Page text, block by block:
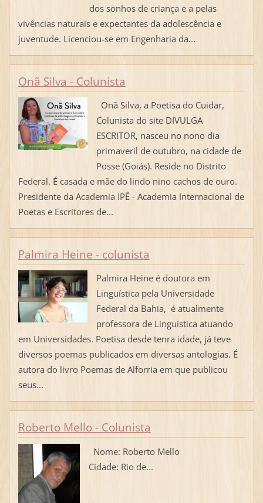
dos sonhos de criança e a pelas
vivências naturais e expectantes da adolescência e
juventude. Licenciou-se em Engenharia da...
Onã Silva - Colunista
Onã Silva, a Poetisa do Cuidar,
Colunista do site DIVULGA
ESCRITOR, nasceu no nono dia
primaveril de outubro, na cidade de
Posse (Goiás). Reside no Distrito
Federal. É casada e mãe do lindo nino cachos de ouro.
Presidente da Academia IPÊ - Academia Internacional de
Poetas e Escritores de...
Palmira Heine - colunista
Palmira Heine é doutora em
Linguística pela Universidade
Federal da Bahia, é atualmente
professora de Linguística atuando
em Universidades. Poetisa desde tenra idade, já teve
diversos poemas publicados em diversas antologias. É
autora do livro Poemas de Alforria em que publicou
seus...
Roberto Mello - Colunista
Nome: Roberto Mello
Cidade: Rio de...